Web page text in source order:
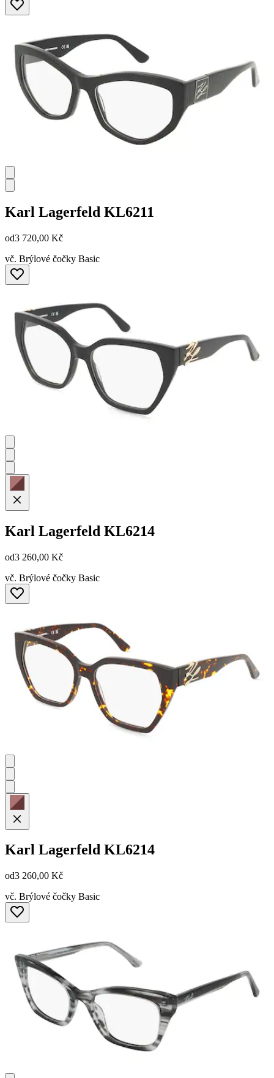
Karl Lagerfeld KL6211
od3 720,00 Kč
vč. Brýlové čočky Basic
Karl Lagerfeld KL6214
od3 260,00 Kč
vč. Brýlové čočky Basic
Karl Lagerfeld KL6214
od3 260,00 Kč
vč. Brýlové čočky Basic